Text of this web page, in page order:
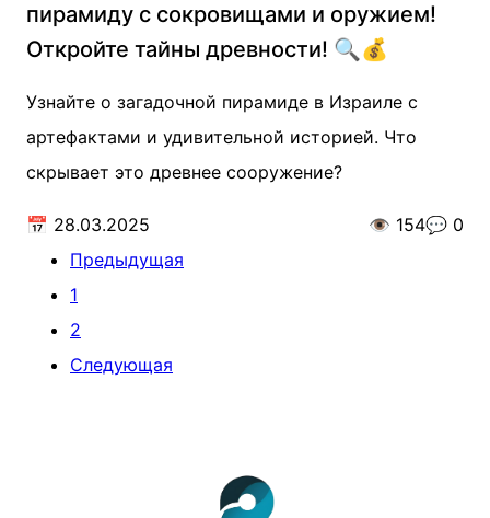
пирамиду с сокровищами и оружием!
Откройте тайны древности! 🔍💰
Узнайте о загадочной пирамиде в Израиле с
артефактами и удивительной историей. Что
скрывает это древнее сооружение?
📅 28.03.2025 👁️ 154💬 0
Предыдущая
1
2
Следующая